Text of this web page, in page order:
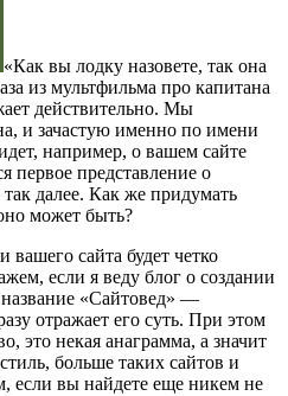
«Как вы лодку назовете, так она
из мультфильма про капитана
действительно. Мы
и зачастую именно по имени
например, о вашем сайте
первое представление о
далее. Как же придумать
может быть?
вашего сайта будет четко
если я веду блог о создании
«Сaйтовед» —
отражает его суть. При этом
это некая анаграмма, а значит
больше таких сайтов и
если вы найдете еще никем не